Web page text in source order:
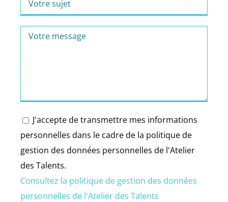
J'accepte de transmettre mes informations
personnelles dans le cadre de la politique de
gestion des données personnelles de l'Atelier
des Talents.
Consultez la politique de gestion des données
personnelles de l'Atelier des Talents